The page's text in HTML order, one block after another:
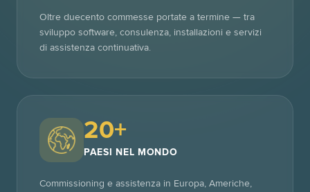
Oltre duecento commesse portate a termine — tra
sviluppo software, consulenza, installazioni e servizi
di assistenza continuativa.
20+
PAESI NEL MONDO
Commissioning e assistenza in Europa, Americhe,